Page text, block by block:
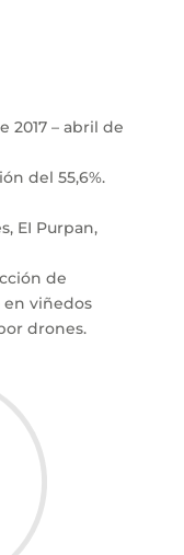
2017 – abril de
del 55,6%.
EI Purpan,
de
en viñedos
drones.